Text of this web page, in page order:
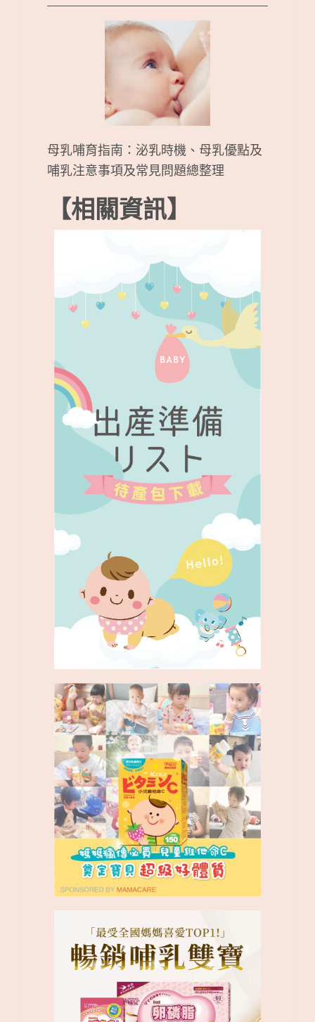
母乳哺育指南：泌乳時機、母乳優點及
哺乳注意事項及常見問題總整理
【相關資訊】